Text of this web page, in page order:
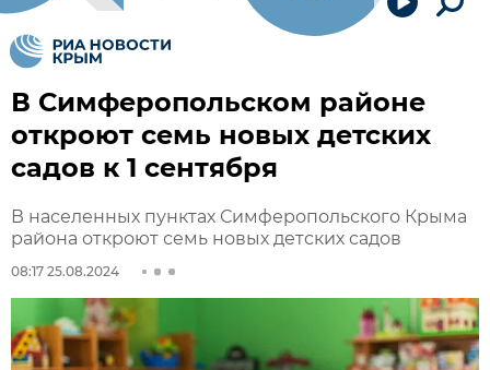
В Симферопольском районе
откроют семь новых детских
садов к 1 сентября
В населенных пунктах Симферопольского Крыма
района откроют семь новых детских садов
08:17 25.08.2024